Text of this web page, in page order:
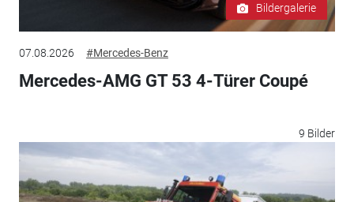
Bildergalerie
07.08.2026 #Mercedes-Benz
Mercedes-AMG GT 53 4-Türer Coupé
9 Bilder